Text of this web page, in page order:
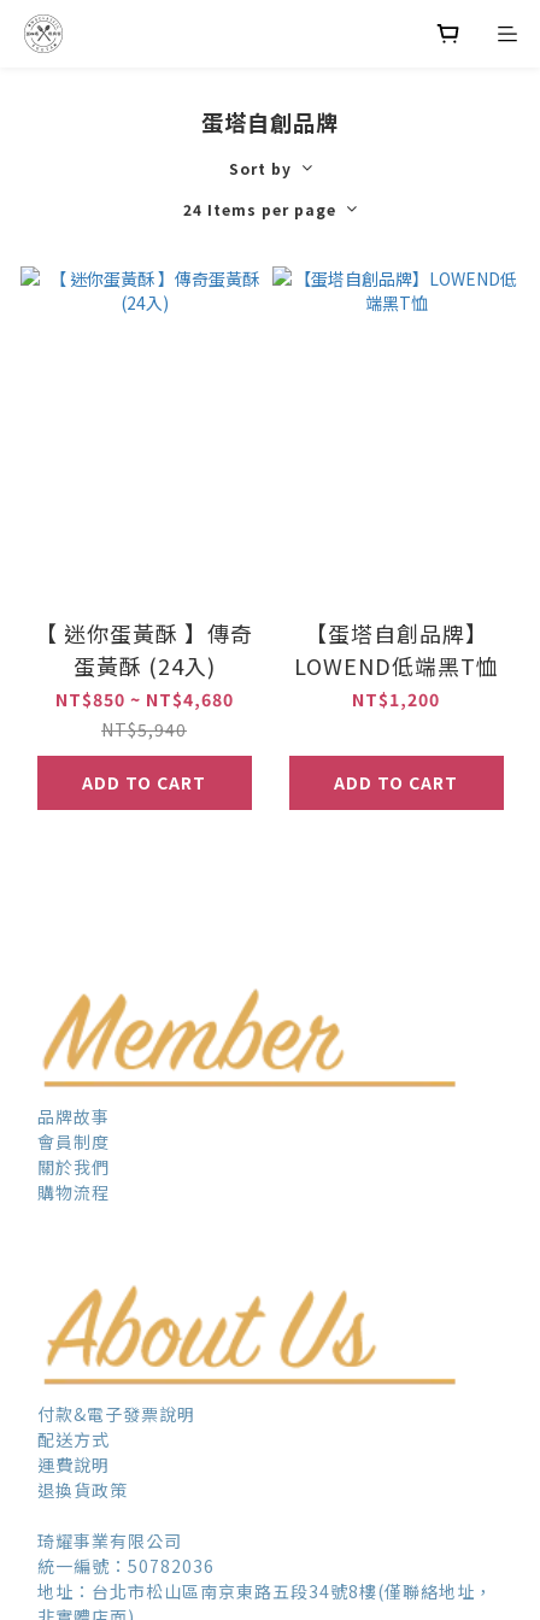
蛋塔自創品牌
Sort by
24 Items per page
【 迷你蛋黃酥 】傳奇
蛋黃酥 (24入)
NT$850 ~ NT$4,680
NT$5,940
ADD TO CART
【蛋塔自創品牌】
LOWEND低端黑T恤
NT$1,200
ADD TO CART
品牌故事
會員制度
關於我們
購物流程
付款&電子發票說明
配送方式
運費說明
退換貨政策
琦耀事業有限公司
統一編號：50782036
地址：台北市松山區南京東路五段34號8樓(僅聯絡地址，